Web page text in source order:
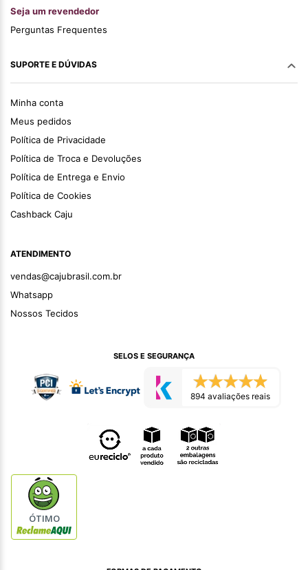
Seja um revendedor
Perguntas Frequentes
SUPORTE E DÚVIDAS
Minha conta
Meus pedidos
Política de Privacidade
Política de Troca e Devoluções
Política de Entrega e Envio
Política de Cookies
Cashback Caju
ATENDIMENTO
vendas@cajubrasil.com.br
Whatsapp
Nossos Tecidos
SELOS E SEGURANÇA
894 avaliações reais
ÓTIMO